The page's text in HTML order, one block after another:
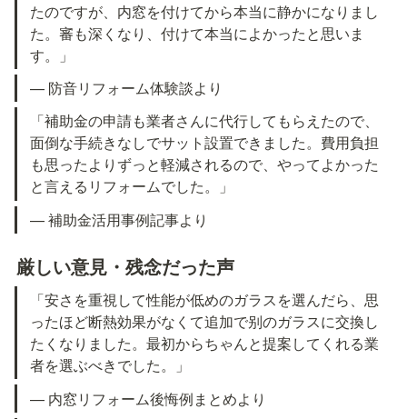
たのですが、内窓を付けてから本当に静かになりまし
た。審も深くなり、付けて本当によかったと思いま
す。」
— 防音リフォーム体験談より
「補助金の申請も業者さんに代行してもらえたので、
面倒な手続きなしでサット設置できました。費用負担
も思ったよりずっと軽減されるので、やってよかった
と言えるリフォームでした。」
— 補助金活用事例記事より
厳しい意見・残念だった声
「安さを重視して性能が低めのガラスを選んだら、思
ったほど断熱効果がなくて追加で别のガラスに交換し
たくなりました。最初からちゃんと提案してくれる業
者を選ぶべきでした。」
— 内窓リフォーム後悔例まとめより